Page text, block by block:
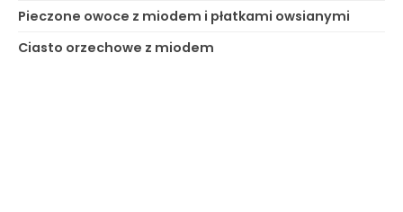
Pieczone owoce z miodem i płatkami owsianymi
Ciasto orzechowe z miodem